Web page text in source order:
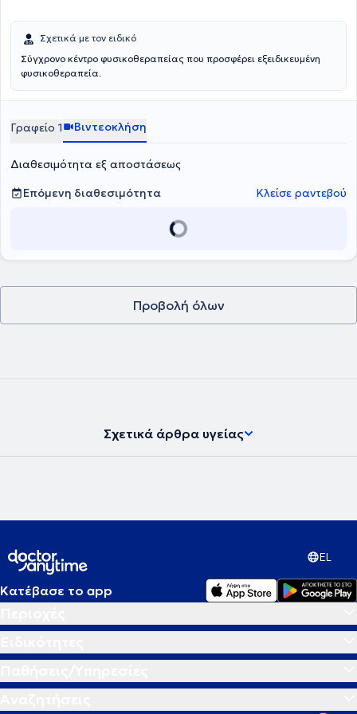
Σχετικά με τον ειδικό
Σύγχρονο κέντρο φυσικοθεραπείας που προσφέρει εξειδικευμένη
φυσικοθεραπεία.
Γραφείο 1 Βιντεοκλήση
Διαθεσιμότητα εξ αποστάσεως
Επόμενη διαθεσιμότητα
Κλείσε ραντεβού
Προβολή όλων
Σχετικά άρθρα υγείας
EL
Κατέβασε το app